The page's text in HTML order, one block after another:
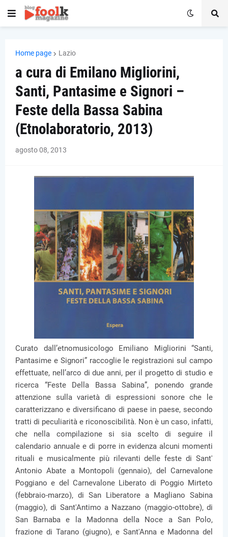
Home page Lazio
a cura di Emilano Migliorini,
Santi, Pantasime e Signori –
Feste della Bassa Sabina
(Etnolaboratorio, 2013)
agosto 08, 2013
Curato dall’etnomusicologo Emiliano Migliorini “Santi,
Pantasime e Signori” raccoglie le registrazioni sul campo
effettuate, nell’arco di due anni, per il progetto di studio e
ricerca “Feste Della Bassa Sabina”, ponendo grande
attenzione sulla varietà di espressioni sonore che le
caratterizzano e diversificano di paese in paese, secondo
tratti di peculiarità e riconoscibilità. Non è un caso, infatti,
che nella compilazione si sia scelto di seguire il
calendario annuale e di porre in evidenza alcuni momenti
rituali e musicalmente più rilevanti delle feste di Sant'
Antonio Abate a Montopoli (gennaio), del Carnevalone
Poggiano e del Carnevalone Liberato di Poggio Mirteto
(febbraio-marzo), di San Liberatore a Magliano Sabina
(maggio), di Sant'Antimo a Nazzano (maggio-ottobre), di
San Barnaba e la Madonna della Noce a San Polo,
frazione di Tarano (giugno), e Sant'Anna e Madonna del